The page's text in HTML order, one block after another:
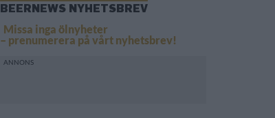
BEERNEWS NYHETSBREV
Missa inga ölnyheter
– prenumerera på vårt nyhetsbrev!